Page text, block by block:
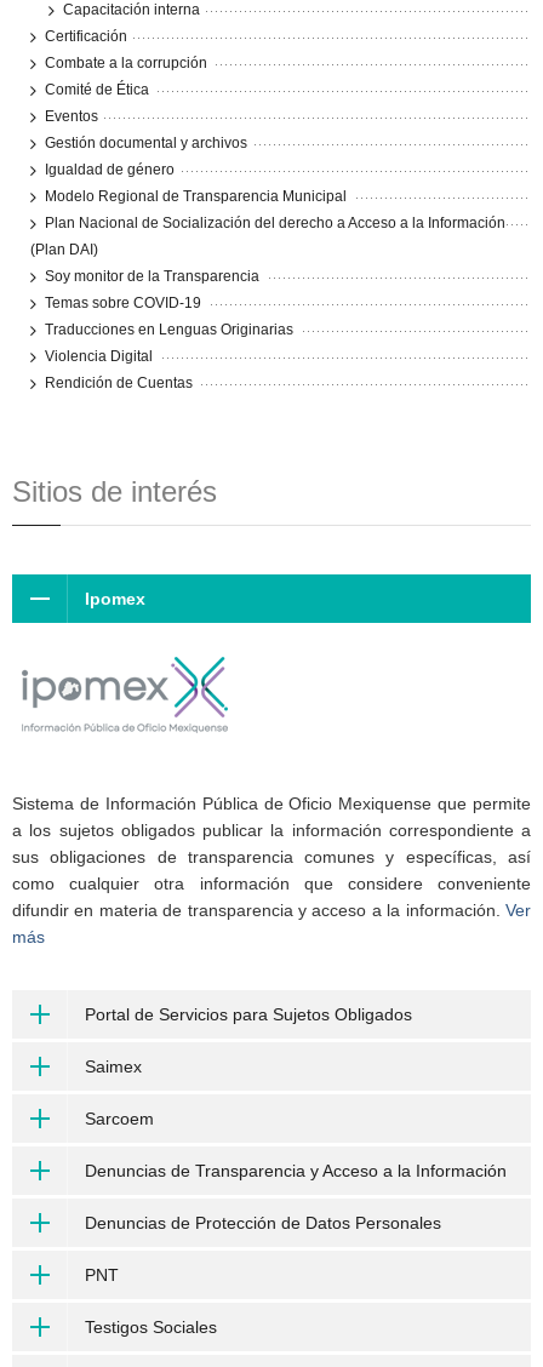
Capacitación interna
Certificación
Combate a la corrupción
Comité de Ética
Eventos
Gestión documental y archivos
Igualdad de género
Modelo Regional de Transparencia Municipal
Plan Nacional de Socialización del derecho a Acceso a la Información
(Plan DAI)
Soy monitor de la Transparencia
Temas sobre COVID-19
Traducciones en Lenguas Originarias
Violencia Digital
Rendición de Cuentas
Sitios de interés
Ipomex
Sistema de Información Pública de Oficio Mexiquense que permite
a los sujetos obligados publicar la información correspondiente a
sus obligaciones de transparencia comunes y específicas, así
como cualquier otra información que considere conveniente
difundir en materia de transparencia y acceso a la información. Ver
más
Portal de Servicios para Sujetos Obligados
Saimex
Sarcoem
Denuncias de Transparencia y Acceso a la Información
Denuncias de Protección de Datos Personales
PNT
Testigos Sociales